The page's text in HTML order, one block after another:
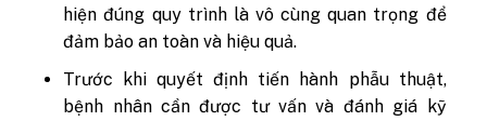
hiện đúng quy trình là vô cùng quan trọng để
đảm bảo an toàn và hiệu quả.
Trước khi quyết định tiến hành phẫu thuật,
bệnh nhân cần được tư vấn và đánh giá kỹ